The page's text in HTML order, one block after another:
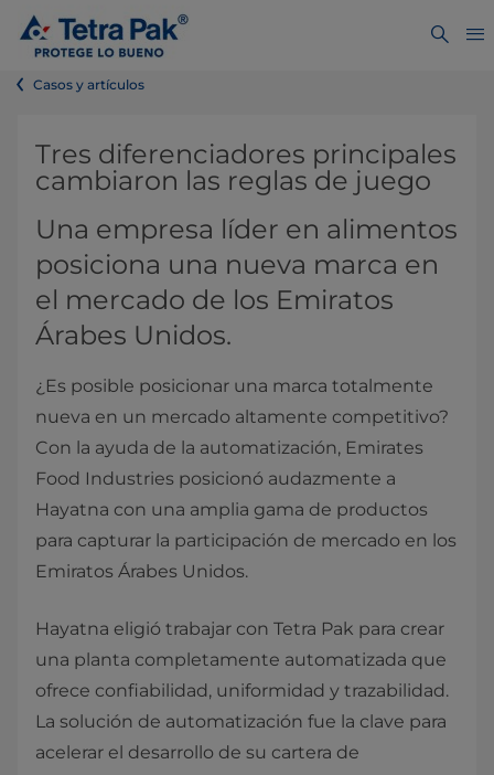
Casos y artículos
Tres diferenciadores principales
cambiaron las reglas de juego
Una empresa líder en alimentos
posiciona una nueva marca en
el mercado de los Emiratos
Árabes Unidos.
¿Es posible posicionar una marca totalmente
nueva en un mercado altamente competitivo?
Con la ayuda de la automatización, Emirates
Food Industries posicionó audazmente a
Hayatna con una amplia gama de productos
para capturar la participación de mercado en los
Emiratos Árabes Unidos.
Hayatna eligió trabajar con Tetra Pak para crear
una planta completamente automatizada que
ofrece confiabilidad, uniformidad y trazabilidad.
La solución de automatización fue la clave para
acelerar el desarrollo de su cartera de